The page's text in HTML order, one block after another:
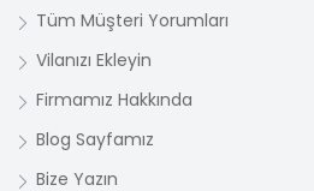
Tüm Müşteri Yorumları
Vilanızı Ekleyin
Firmamız Hakkında
Blog Sayfamız
Bize Yazın